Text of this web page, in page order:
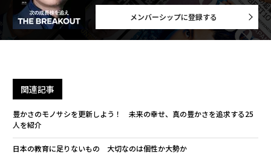
メンバーシップに登録する
関連記事
豊かさのモノサシを更新しよう！ 未来の幸せ、真の豊かさを追求する25
人を紹介
日本の教育に足りないもの 大切なのは個性か大勢か